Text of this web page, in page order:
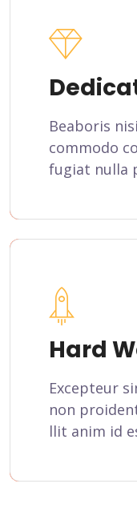
Beaboris
commodo
fugiat nulla
Hard
Excepteur
non
llit anim id